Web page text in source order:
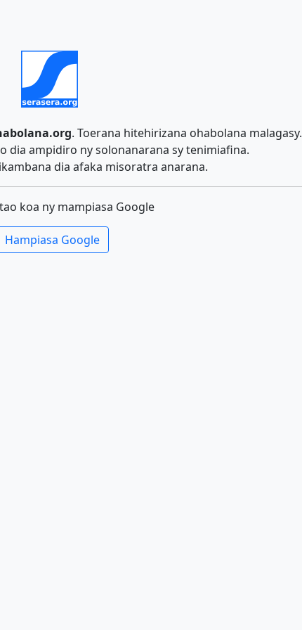
. Toerana hitehirizana ohabolana malagasy.
dia ampidiro ny solonanarana sy tenimiafina.
dia afaka misoratra anarana.
koa ny mampiasa Google
Hampiasa Google